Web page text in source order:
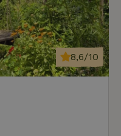
8,6/10